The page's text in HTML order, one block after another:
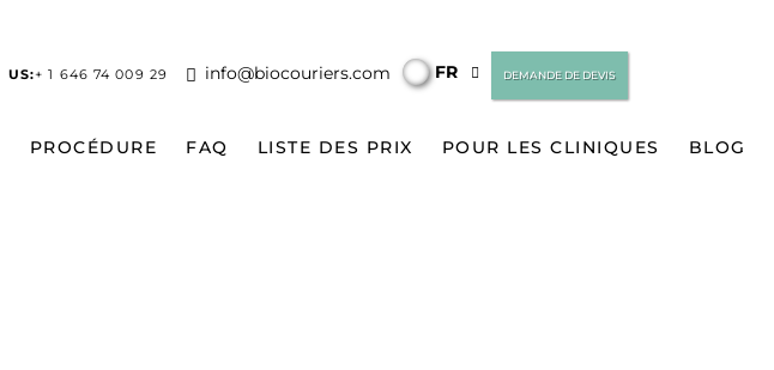
US:+ 1 646 74 009 29 info@biocouriers.com FR DEMANDE DE DEVIS
PROCÉDURE FAQ LISTE DES PRIX POUR LES CLINIQUES BLOG